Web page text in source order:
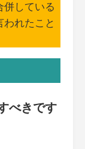
併している
われたこと
べきです